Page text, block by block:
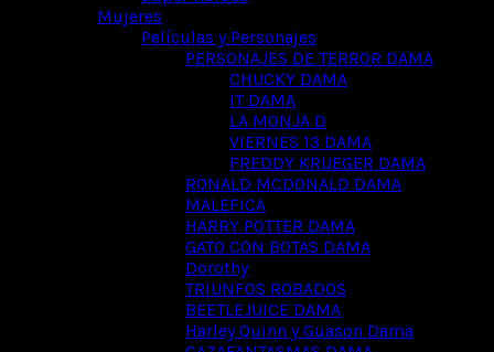
Mujeres
Películas y Personajes
PERSONAJES DE TERROR DAMA
CHUCKY DAMA
IT DAMA
LA MONJA D
VIERNES 13 DAMA
FREDDY KRUEGER DAMA
RONALD MCDONALD DAMA
MALEFICA
HARRY POTTER DAMA
GATO CON BOTAS DAMA
Dorothy
TRIUNFOS ROBADOS
BEETLEJUICE DAMA
Harley Quinn y Guason Dama